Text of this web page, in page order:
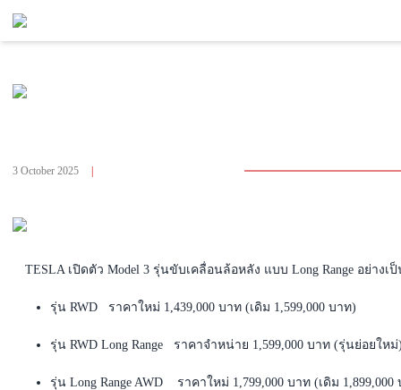
3 October 2025
TESLA เปิดตัว Model 3 รุ่นขับเคลื่อนล้อหลัง แบบ Long Range อย่าง
รุ่น RWD ราคาใหม่ 1,439,000 บาท (เดิม 1,599,000 บาท)
รุ่น RWD Long Range ราคาจำหน่าย 1,599,000 บาท (รุ่นย่อยใหม่
รุ่น Long Range AWD ราคาใหม่ 1,799,000 บาท (เดิม 1,899,000